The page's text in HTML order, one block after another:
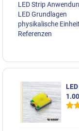
LED Strip
LED Grundlagen
physikalische
Referenzen